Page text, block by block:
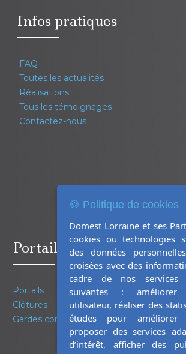
Infos pratiques
FAQ
Toutes les actualités
Réalisations
Tous les témoignages
Contactez-nous
Portails Clôtures Garde-
Portails
Clôtures
Gardes corps
🍪 Politique de cookies
Domest Lorraine et ses
cookies ou technologies
des données
croisées avec des
cadre de nos
suivantes : améliorer
utilisateur, réaliser des
études pour
proposer des services
d’intérêt, afficher des